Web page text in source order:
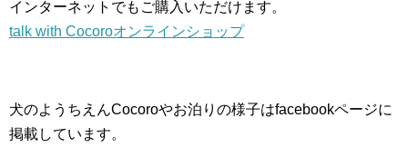
インターネットでもご購入いただけます。
talk with Cocoroオンラインショップ
犬のようちえんCocoroやお泊りの様子はfacebookページに
掲載しています。